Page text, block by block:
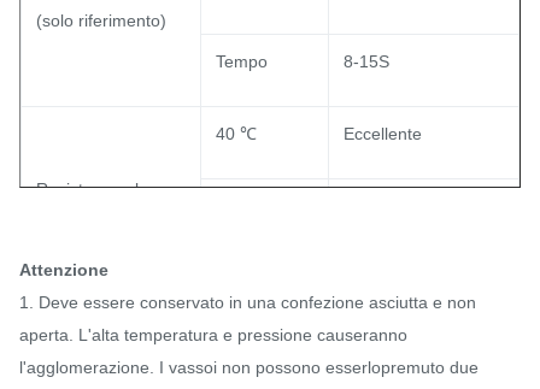
(solo riferimento)
Tempo 8-15S
Resistenza al
40 ℃ Eccellente
Attenzione
1. Deve essere conservato in una confezione asciutta e non
aperta. L'alta temperatura e pressione causeranno
l'agglomerazione. I vassoi non possono esserlopremuto due